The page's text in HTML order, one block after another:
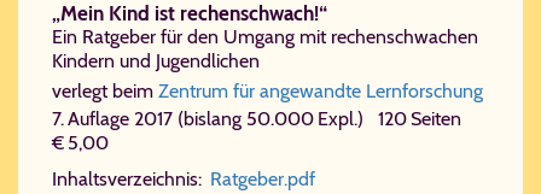
„Mein Kind ist rechenschwach!“
Ein Ratgeber für den Umgang mit rechenschwachen
Kindern und Jugendlichen
verlegt beim Zentrum für angewandte Lernforschung
7. Auf­la­ge 2017 (bislang 50.000 Expl.) 120 Seiten
€ 5,00
In­halts­ver­zeich­nis: Rat​ge​ber.​pdf